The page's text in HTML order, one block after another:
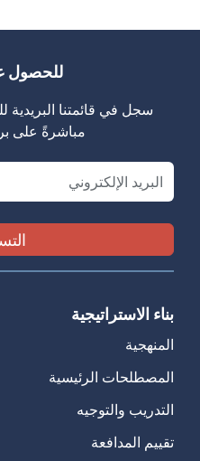
للحصول
سجل في قائمتنا
مباشرةً على
Email
بناء الاستراتيجية
المنهجية
المصطلحات الرئيسية
التدريب والتوجيه
تقييم المدافعة